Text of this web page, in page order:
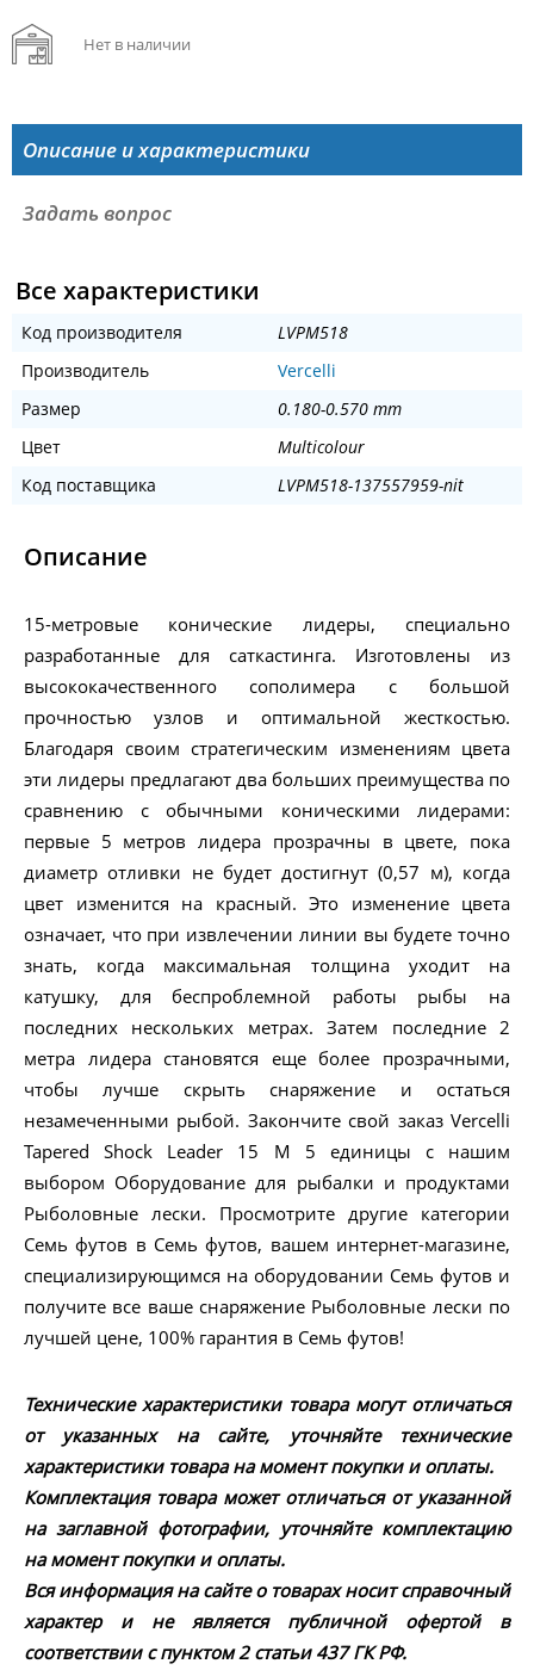
Нет в наличии
Описание и характеристики
Задать вопрос
Все характеристики
Код производителя
LVPM518
Производитель
Vercelli
Размер
0.180-0.570 mm
Цвет
Multicolour
Код поставщика
LVPM518-137557959-nit
Описание
15-метровые конические лидеры, специально
разработанные для саткастинга. Изготовлены из
высококачественного сополимера с большой
прочностью узлов и оптимальной жесткостью.
Благодаря своим стратегическим изменениям цвета
эти лидеры предлагают два больших преимущества по
сравнению с обычными коническими лидерами:
первые 5 метров лидера прозрачны в цвете, пока
диаметр отливки не будет достигнут (0,57 м), когда
цвет изменится на красный. Это изменение цвета
означает, что при извлечении линии вы будете точно
знать, когда максимальная толщина уходит на
катушку, для беспроблемной работы рыбы на
последних нескольких метрах. Затем последние 2
метра лидера становятся еще более прозрачными,
чтобы лучше скрыть снаряжение и остаться
незамеченными рыбой. Закончите свой заказ Vercelli
Tapered Shock Leader 15 M 5 единицы с нашим
выбором Оборудование для рыбалки и продуктами
Рыболовные лески. Просмотрите другие категории
Семь футов в Семь футов, вашем интернет-магазине,
специализирующимся на оборудовании Семь футов и
получите все ваше снаряжение Рыболовные лески по
лучшей цене, 100% гарантия в Семь футов!
Технические характеристики товара могут отличаться
от указанных на сайте, уточняйте технические
характеристики товара на момент покупки и оплаты.
Комплектация товара может отличаться от указанной
на заглавной фотографии, уточняйте комплектацию
на момент покупки и оплаты.
Вся информация на сайте о товарах носит справочный
характер и не является публичной офертой в
соответствии с пунктом 2 статьи 437 ГК РФ.